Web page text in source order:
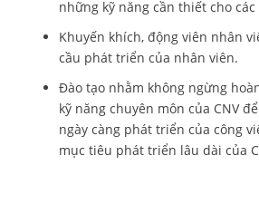
những kỹ năng cần thiết cho
Khuyến khích, động viên nhân
cầu phát triển của nhân viên.
Đào tạo nhằm không ngừng
kỹ năng chuyên môn của CNV
ngày càng phát triển của công
mục tiêu phát triển lâu dài của